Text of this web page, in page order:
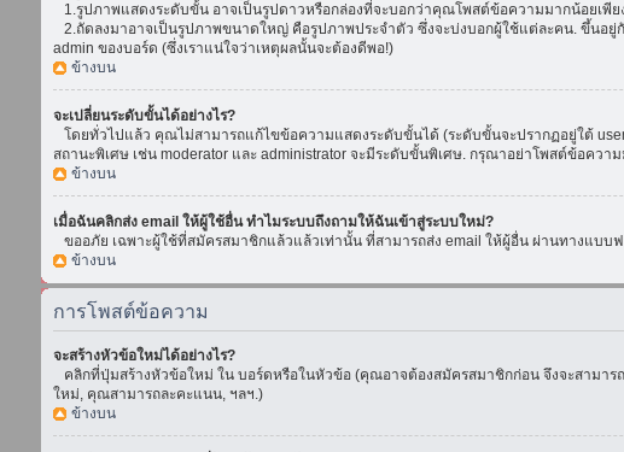
1.รูปภาพแสดงระดับขั้น อาจเป็นรูปดาวหรือกล่องที่จะบอกว่าคุณโพสต์ข้อความมากน้อยเพีย
2.ถัดลงมาอาจเป็นรูปภาพขนาดใหญ่ คือรูปภาพประจำตัว ซึ่งจะบ่งบอกผู้ใช้แต่ละคน. ขึ้นอ
admin ของบอร์ด (ซึ่งเราแน่ใจว่าเหตุผลนั้นจะต้องดีพอ!)
ข้างบน
จะเปลี่ยนระดับขั้นได้อย่างไร?
โดยทั่วไปแล้ว คุณไม่สามารถแก้ไขข้อความแสดงระดับขั้นได้ (ระดับขั้นจะปรากฏอยู่ใต้
สถานะพิเศษ เช่น moderator และ administrator จะมีระดับขั้นพิเศษ. กรุณาอย่าโพสต์ข้อคว
ข้างบน
เมื่อฉันคลิกส่ง email ให้ผู้ใช้อื่น ทำไมระบบถึงถามให้ฉันเข้าสู่ระบบใหม่?
ขออภัย เฉพาะผู้ใช้ที่สมัครสมาชิกแล้วแล้วเท่านั้น ที่สามารถส่ง email ให้ผู้อื่น ผ่านทางแบ
ข้างบน
การโพสต์ข้อความ
จะสร้างหัวข้อใหม่ได้อย่างไร?
คลิกที่ปุ่มสร้างหัวข้อใหม่ ใน บอร์ดหรือในหัวข้อ (คุณอาจต้องสมัครสมาชิกก่อน จึงจะสามา
ใหม่, คุณสามารถละคะแนน, ฯลฯ.)
ข้างบน